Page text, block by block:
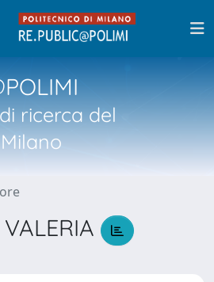
ricerca del